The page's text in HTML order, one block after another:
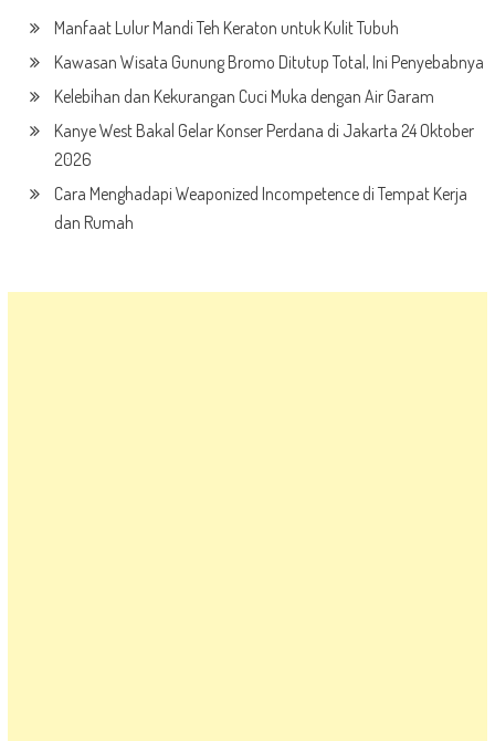
Manfaat Lulur Mandi Teh Keraton untuk Kulit Tubuh
Kawasan Wisata Gunung Bromo Ditutup Total, Ini Penyebabnya
Kelebihan dan Kekurangan Cuci Muka dengan Air Garam
Kanye West Bakal Gelar Konser Perdana di Jakarta 24 Oktober
2026
Cara Menghadapi Weaponized Incompetence di Tempat Kerja
dan Rumah